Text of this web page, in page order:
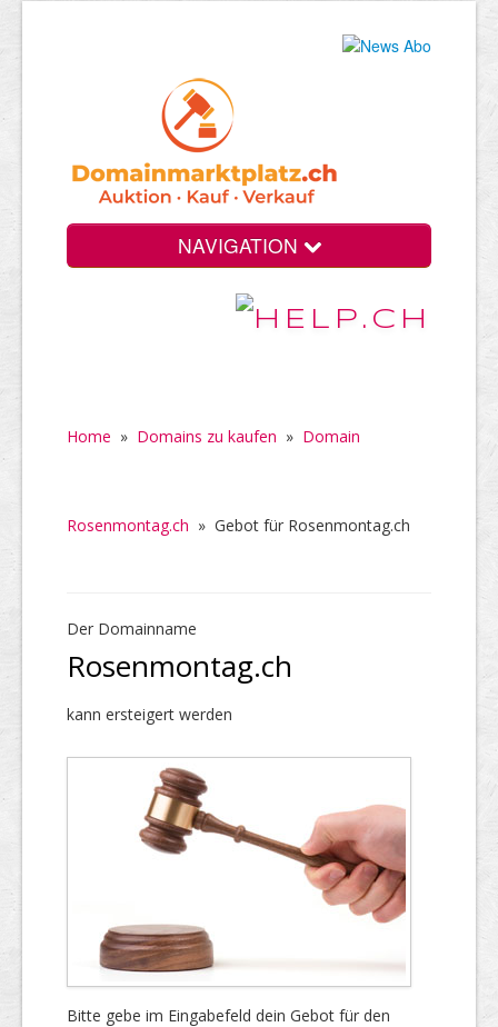
NAVIGATION
Home » Domains zu kaufen » Domain
Rosenmontag.ch » Gebot für Rosenmontag.ch
Der Domainname
Rosenmontag.ch
kann ersteigert werden
Bitte gebe im Eingabefeld dein Gebot für den